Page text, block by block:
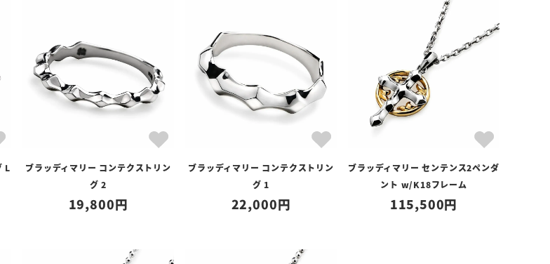
L
ブラッディマリー コンテクストリン
グ 2
19,800
ブラッディマリー コンテクストリン
グ 1
22,000
ブラッディマリー センテンス2ペンダ
ント w/K18フレーム
115,500